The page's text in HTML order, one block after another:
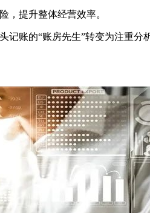
，提升整体经营效率。
账的“账房先生”转变为注重分